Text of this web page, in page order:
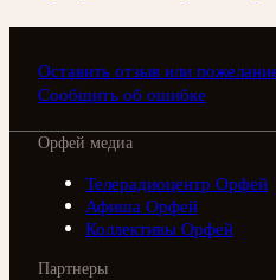
Оставить отзыв или
Сообщить об ошибке
Орфей медиа
Телерадиоцентр Орфей
Афиша Орфей
Коллективы Орфей
Партнеры